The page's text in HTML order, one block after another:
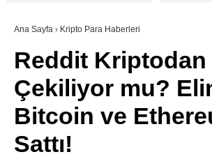
SÖZLÜK
Ana Sayfa › Kripto Para Haberleri
Reddit Kriptodan
Çekiliyor mu?
Bitcoin ve
Sattı!